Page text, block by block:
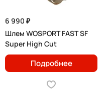
6 990 ₽
Шлем WOSPORT FAST SF
Super High Cut
Подробнее